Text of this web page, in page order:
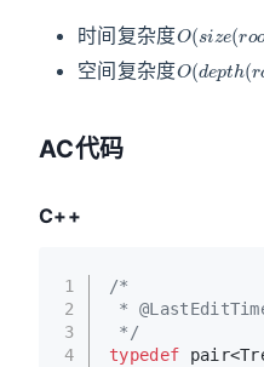
时间复杂度
空间复杂度
O (dept h(
AC代码
C++
1
2
3
4
/*
*
*/
typedef